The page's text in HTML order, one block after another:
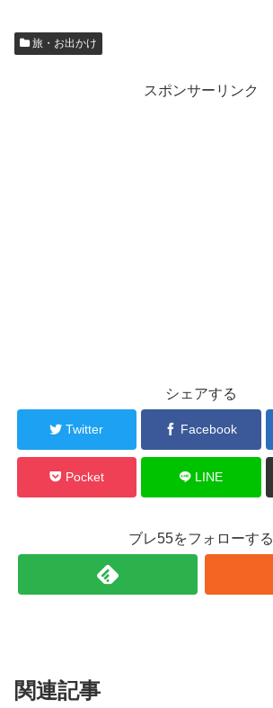
旅・お出かけ
スポンサーリンク
シェアする
Twitter Facebook
Pocket LINE
ブレ55をフォローする
関連記事